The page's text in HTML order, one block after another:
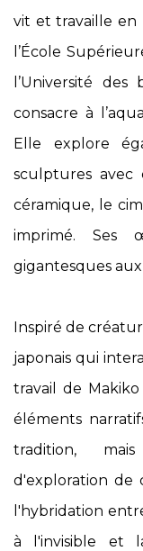
vit et travaille en
l’École
l’Université
consacre à
Elle explore
sculptures avec
céramique, le
imprimé. Ses
gigantesques
Inspiré de
japonais qui
travail de
éléments
tradition,
d'exploration de
l'hybridation
à l'invisible et